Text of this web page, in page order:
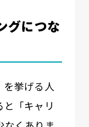
グにつな
を挙げる人
「キャリ